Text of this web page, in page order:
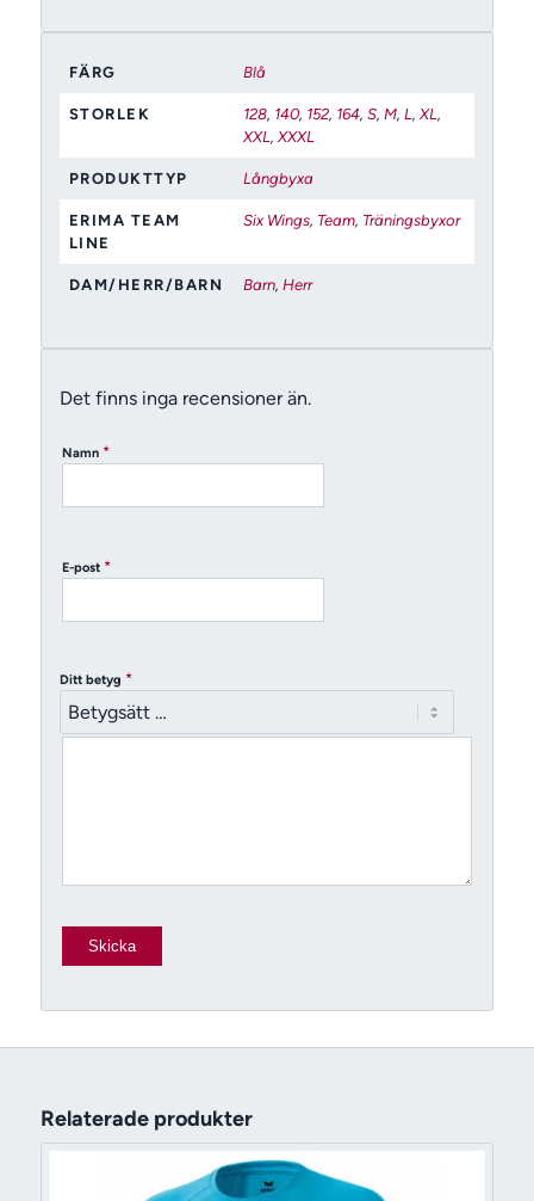
FÄRG Blå
STORLEK 128, 140, 152, 164, S, M, L , XL ,
XXL , XXXL
PRODUKTTYP Långbyxa
ERIMA TEAM
LINE
Six Wings, Team, Träningsbyxor
DAM/HERR/BARN Barn, Herr
Det finns inga recensioner än.
Namn *
E-post *
Ditt betyg *
Relaterade produkter